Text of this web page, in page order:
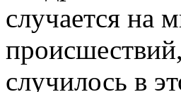
случается на
случилось в